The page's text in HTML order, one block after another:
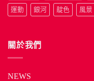
運動 銀河 靛色 風景
關於我們
NEWS